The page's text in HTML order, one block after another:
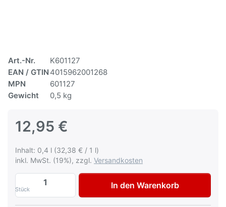
Art.-Nr.
K601127
EAN / GTIN 4015962001268
MPN
601127
Gewicht
0,5 kg
12,95 €
Inhalt: 0,4 l (32,38 € / 1 l)
inkl. MwSt. (19%), zzgl. Versandkosten
Stück
Autolack Porsche 2A1 Dschungelgrün
In den Warenkorb